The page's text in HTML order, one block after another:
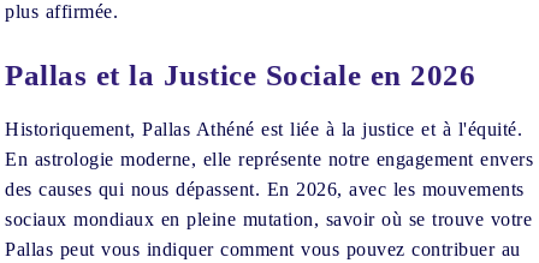
plus affirmée.
Pallas et la Justice Sociale en 2026
Historiquement, Pallas Athéné est liée à la justice et à l'équité.
En astrologie moderne, elle représente notre engagement envers
des causes qui nous dépassent. En 2026, avec les mouvements
sociaux mondiaux en pleine mutation, savoir où se trouve votre
Pallas peut vous indiquer comment vous pouvez contribuer au